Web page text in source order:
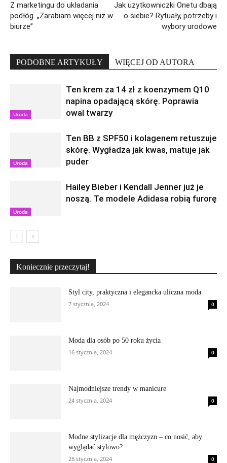
Z marketingu do układania
podłóg. „Zarabiam więcej niż w
biurze”
Jak użytkowniczki Onetu dbają
o siebie? Rytuały, potrzeby i
wybory urodowe
PODOBNE ARTYKUŁY WIĘCEJ OD AUTORA
Uroda
Ten krem za 14 zł z koenzymem Q10
napina opadającą skórę. Poprawia
owal twarzy
Uroda
Ten BB z SPF50 i kolagenem retuszuje
skórę. Wygładza jak kwas, matuje jak
puder
Uroda
Hailey Bieber i Kendall Jenner już je
noszą. Te modele Adidasa robią furorę
Koniecznie przeczytaj!
Styl city, praktyczna i elegancka uliczna moda
7 stycznia, 2024
0
Moda dla osób po 50 roku życia
16 stycznia, 2024
0
Najmodniejsze trendy w manicure
24 stycznia, 2024
0
Modne stylizacje dla mężczyzn – co nosić, aby
wyglądać stylowo?
28 stycznia, 2024
0